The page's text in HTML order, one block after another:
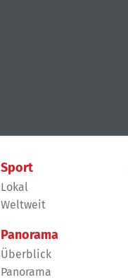
Sport
Lokal
Weltweit
Panorama
Überblick
Panorama